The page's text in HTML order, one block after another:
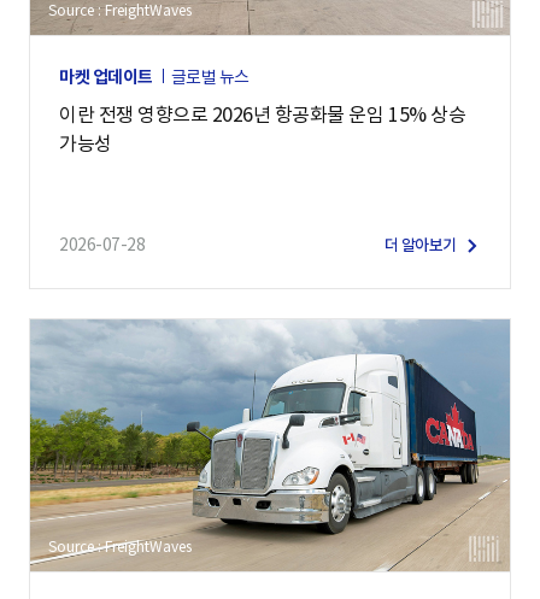
Source : FreightWaves
마켓 업데이트 글로벌 뉴스
이란 전쟁 영향으로 2026년 항공화물 운임 15% 상승
가능성
2026-07-28 더 알아보기
Source : FreightWaves